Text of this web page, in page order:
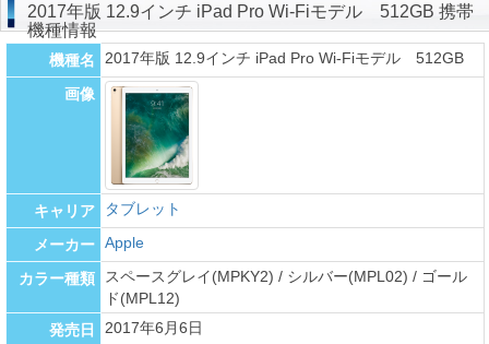
2017年版 12.9インチ iPad Pro Wi-Fiモデル 512GB 携帯
機種情報
機種名 2017年版 12.9インチ iPad Pro Wi-Fiモデル 512GB
画像
キャリア タブレット
メーカー Apple
カラー種類
スペースグレイ(MPKY2) / シルバー(MPL02) / ゴール
ド(MPL12)
発売日
2017年6月6日